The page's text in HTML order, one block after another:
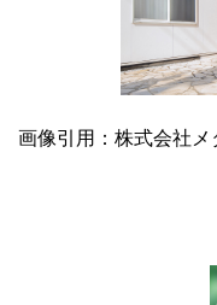
画像引用：株式会社メ